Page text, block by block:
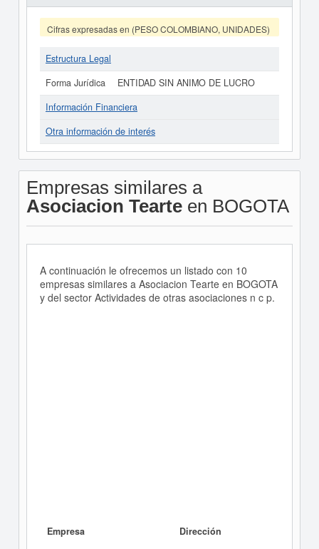
Cifras expresadas en (PESO COLOMBIANO, UNIDADES)
Estructura Legal
Forma Jurídica
ENTIDAD SIN ANIMO DE LUCRO
Información Financiera
Otra información de interés
Empresas similares a
Asociacion Tearteen BOGOTA
A continuación le ofrecemos un listado con 10
empresas similares a Asociacion Tearte en BOGOTA
y del sector Actividades de otras asociaciones n c p.
Empresa
Dirección